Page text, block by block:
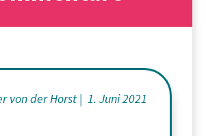
von der Horst
1. Juni 2021